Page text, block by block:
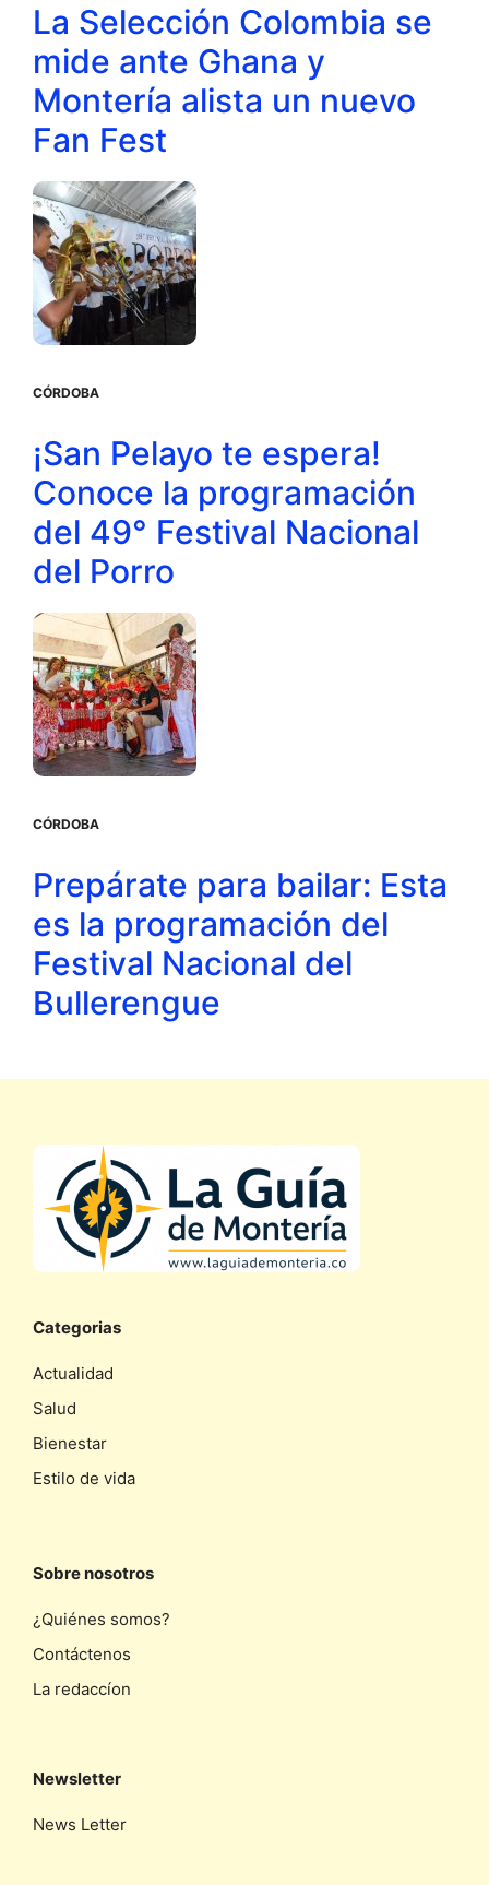
La Selección Colombia se
mide ante Ghana y
Montería alista un nuevo
Fan Fest
CÓRDOBA
¡San Pelayo te espera!
Conoce la programación
del 49° Festival Nacional
del Porro
CÓRDOBA
Prepárate para bailar: Esta
es la programación del
Festival Nacional del
Bullerengue
Categorias
Actualidad
Salud
Bienestar
Estilo de vida
Sobre nosotros
¿Quiénes somos?
Contáctenos
La redaccíon
Newsletter
News Letter